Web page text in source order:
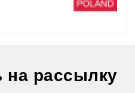
на рассылку